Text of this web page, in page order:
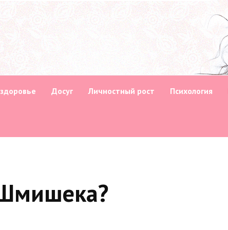
Досуг Личностный рост Психология